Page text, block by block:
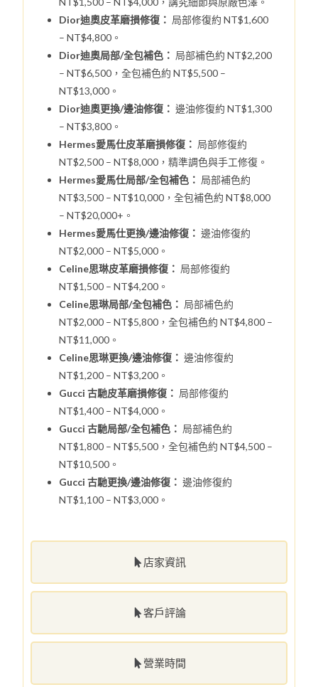
店家資訊
客戶評論
營業時間
Dior迪奧皮革磨損修復： 局部修復約 NT$1,600
– NT$4,800。
Dior迪奧局部/全包補色： 局部補色約 NT$2,200
– NT$6,500，全包補色約 NT$5,500 –
NT$13,000。
Dior迪奧更換/邊油修復： 邊油修復約 NT$1,300
– NT$3,800。
Hermes愛馬仕皮革磨損修復： 局部修復約
NT$2,500 – NT$8,000，精準調色與手工修復。
Hermes愛馬仕局部/全包補色： 局部補色約
NT$3,500 – NT$10,000，全包補色約 NT$8,000
– NT$20,000+。
Hermes愛馬仕更換/邊油修復： 邊油修復約
NT$2,000 – NT$5,000。
Celine思琳皮革磨損修復： 局部修復約
NT$1,500 – NT$4,200。
Celine思琳局部/全包補色： 局部補色約
NT$2,000 – NT$5,800，全包補色約 NT$4,800 –
NT$11,000。
Celine思琳更換/邊油修復： 邊油修復約
NT$1,200 – NT$3,200。
Gucci 古馳皮革磨損修復： 局部修復約
NT$1,400 – NT$4,000。
Gucci 古馳局部/全包補色： 局部補色約
NT$1,800 – NT$5,500，全包補色約 NT$4,500 –
NT$10,500。
Gucci 古馳更換/邊油修復： 邊油修復約
NT$1,100 – NT$3,000。